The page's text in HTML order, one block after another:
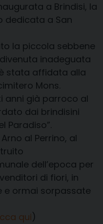
a Brindisi, la
dedicata a San
la piccola sebbene
inadeguata
stata affidata alla
Mons.
anni già parroco al
dai brindisini
Paradiso”.
al Perrino, al
dell’epoca per
di fiori, in
e ormai sorpassate
qui)